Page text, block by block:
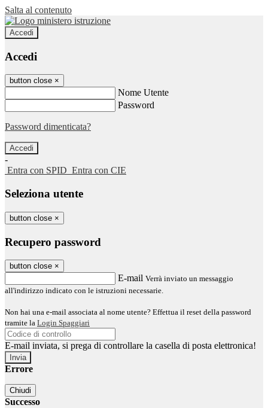
Salta al contenuto
Accedi
Accedi
button close ×
Nome Utente
Password
Password dimenticata?
-
Entra con SPID Entra con CIE
Seleziona utente
button close ×
Recupero password
button close ×
E-mail Verrà inviato un messaggio
all'indirizzo indicato con le istruzioni necessarie.
Non hai una e-mail associata al nome utente? Effettua il reset della password
tramite la Login Spaggiari
E-mail inviata, si prega di controllare la casella di posta elettronica!
Errore
Chiudi
Successo